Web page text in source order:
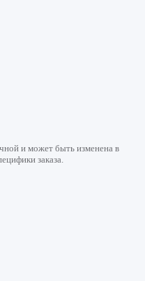
и может быть изменена в
заказа.